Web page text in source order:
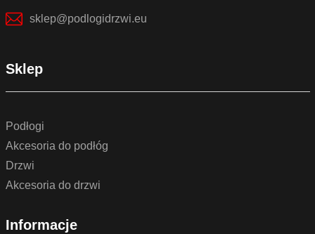
sklep@podlogidrzwi.eu
Sklep
Podłogi
Akcesoria do podłóg
Drzwi
Akcesoria do drzwi
Informacje